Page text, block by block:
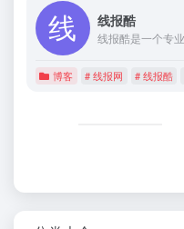
线报酷
博客 # 线报网 # 线报酷